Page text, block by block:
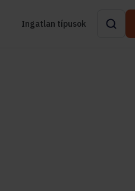
Ingatlan típusok